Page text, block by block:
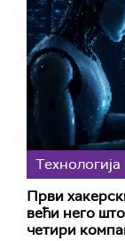
Технологијa
Први
већи него
четири